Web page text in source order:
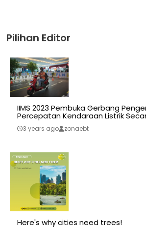
Pilihan Editor
IIMS 2023 Pembuka Gerbang
Percepatan Kendaraan Listrik
3 years ago zonaebt
Here's why cities need trees!